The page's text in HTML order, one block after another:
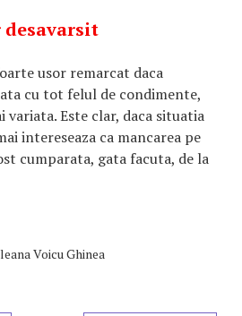
desavarsit
usor remarcat daca
cu tot felul de condimente,
Este clar, daca situatia
intereseaza ca mancarea pe
cumparata, gata facuta, de la
Voicu Ghinea